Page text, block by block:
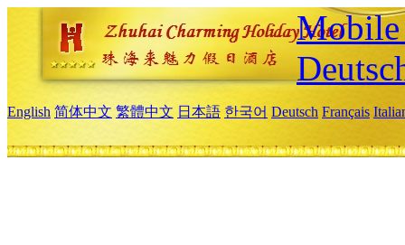
Mobile
English 简体中文 繁體中文 日本語 한국어 Deutsch Français